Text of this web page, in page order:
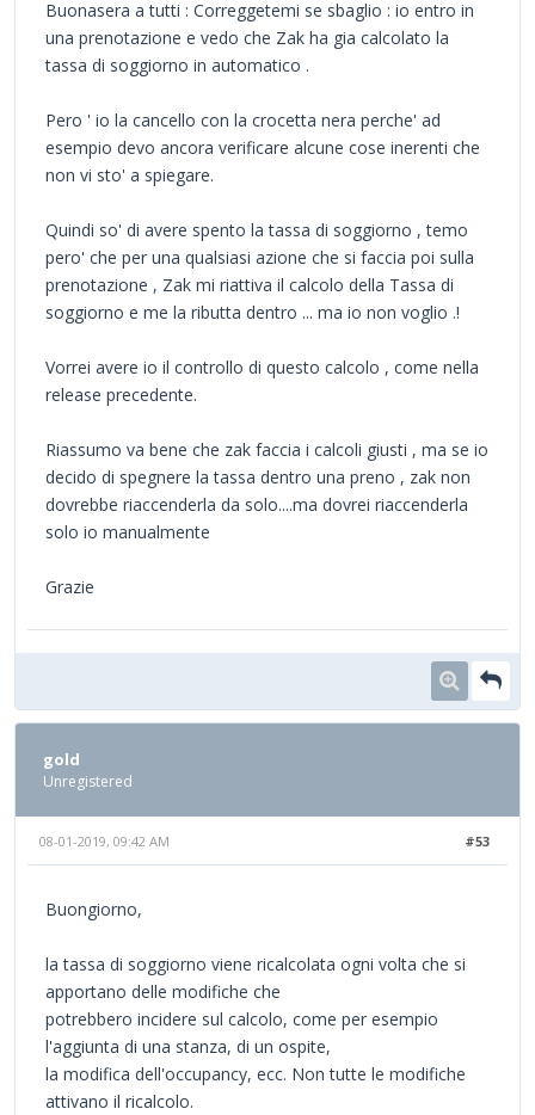
Buonasera a tutti : Correggetemi se sbaglio : io entro in
una prenotazione e vedo che Zak ha gia calcolato la
tassa di soggiorno in automatico .
Pero ' io la cancello con la crocetta nera perche' ad
esempio devo ancora verificare alcune cose inerenti che
non vi sto' a spiegare.
Quindi so' di avere spento la tassa di soggiorno , temo
pero' che per una qualsiasi azione che si faccia poi sulla
prenotazione , Zak mi riattiva il calcolo della Tassa di
soggiorno e me la ributta dentro ... ma io non voglio .!
Vorrei avere io il controllo di questo calcolo , come nella
release precedente.
Riassumo va bene che zak faccia i calcoli giusti , ma se io
decido di spegnere la tassa dentro una preno , zak non
dovrebbe riaccenderla da solo....ma dovrei riaccenderla
solo io manualmente
Grazie
gold
Unregistered
#53
08-01-2019, 09:42 AM
Buongiorno,
la tassa di soggiorno viene ricalcolata ogni volta che si
apportano delle modifiche che
potrebbero incidere sul calcolo, come per esempio
l'aggiunta di una stanza, di un ospite,
la modifica dell'occupancy, ecc. Non tutte le modifiche
attivano il ricalcolo.